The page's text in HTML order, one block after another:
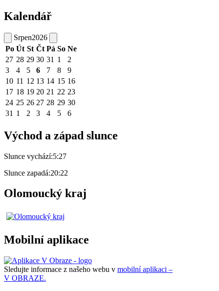
Kalendář
Srpen2026
Po Út St Čt Pá So Ne
27 28 29 30 31 1
2
3
4 5 6 7 8
9
10 11 12 13 14 15 16
17 18 19 20 21 22 23
24 25 26 27 28 29 30
31 1 2 3 4 5 6
Východ a západ slunce
Slunce vychází:5:27
Slunce zapadá:20:22
Olomoucký kraj
Mobilní aplikace
Sledujte informace z našeho webu v mobilní aplikaci –
V OBRAZE.